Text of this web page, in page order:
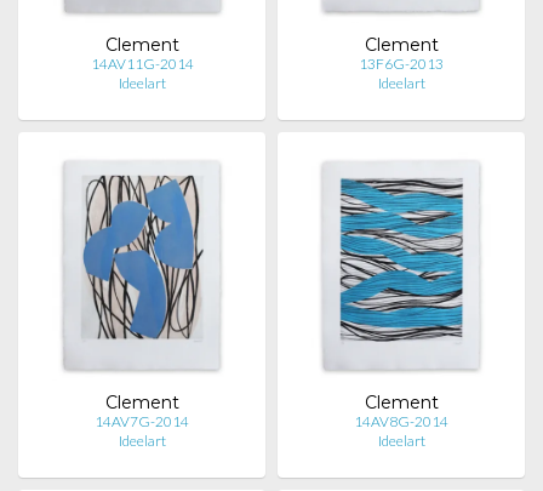
Clement
14AV11G-2014
Ideelart
Clement
13F6G-2013
Ideelart
Clement
14AV7G-2014
Ideelart
Clement
14AV8G-2014
Ideelart